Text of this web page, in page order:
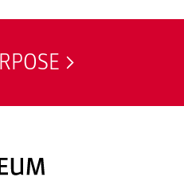
FH JOANNEUM Logo